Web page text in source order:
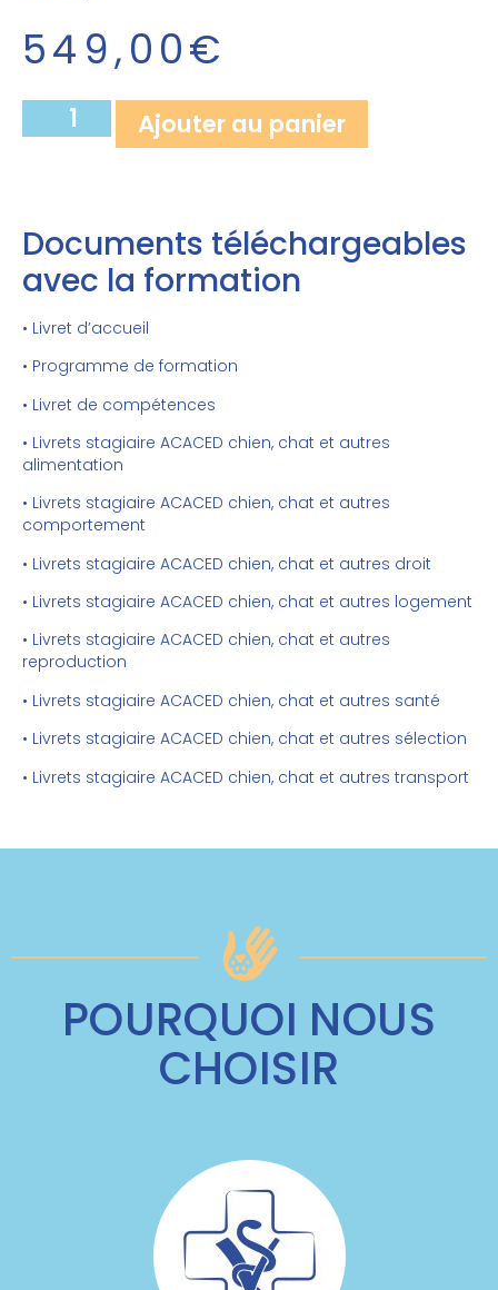
549,00€
Ajouter au panier
Documents téléchargeables
avec la formation
• Livret d’accueil
• Programme de formation
• Livret de compétences
• Livrets stagiaire ACACED chien, chat et autres
alimentation
• Livrets stagiaire ACACED chien, chat et autres
comportement
• Livrets stagiaire ACACED chien, chat et autres droit
• Livrets stagiaire ACACED chien, chat et autres logement
• Livrets stagiaire ACACED chien, chat et autres
reproduction
• Livrets stagiaire ACACED chien, chat et autres santé
• Livrets stagiaire ACACED chien, chat et autres sélection
• Livrets stagiaire ACACED chien, chat et autres transport
POURQUOI NOUS
CHOISIR